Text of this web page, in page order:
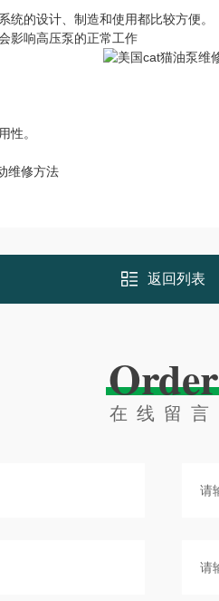
的设计、制造和使用都比较方便。
影响高压泵的正常工作
性。
维修方法
返回列表
Order
在线留言